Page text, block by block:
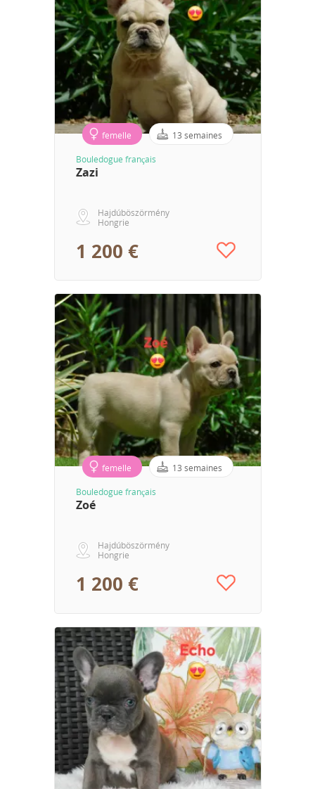
femelle 13 semaines
Bouledogue français
Zazi
Hajdúböszörmény
Hongrie
1 200 €
femelle 13 semaines
Bouledogue français
Zoé
Hajdúböszörmény
Hongrie
1 200 €